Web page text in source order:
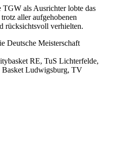
als Ausrichter lobte das
aller aufgehobenen
rücksichtsvoll verhielten.
Deutsche Meisterschaft
RE, TuS Lichterfelde,
Ludwigsburg, TV